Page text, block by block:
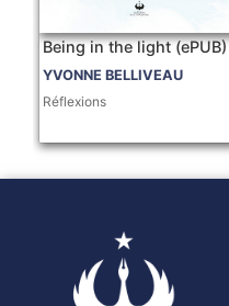
Being in the light (ePUB)
YVONNE BELLIVEAU
Réflexions